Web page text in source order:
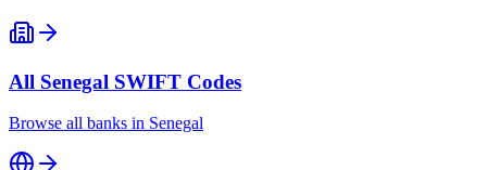
All Senegal SWIFT Codes
Browse all banks in Senegal